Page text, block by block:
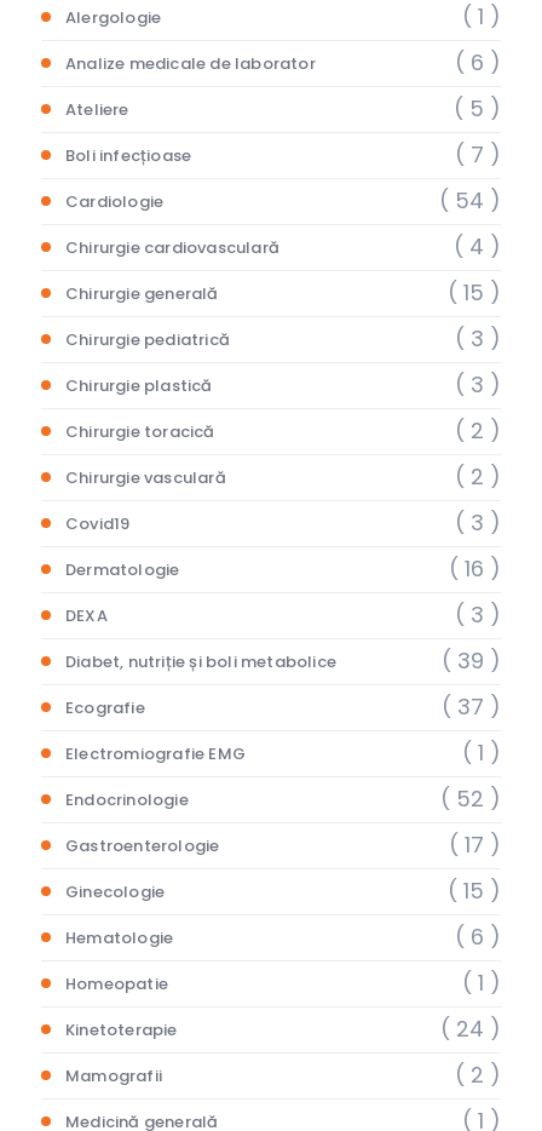
Alergologie ( 1 )
Analize medicale de laborator ( 6 )
Ateliere ( 5 )
Boli infecțioase ( 7 )
Cardiologie ( 54 )
Chirurgie cardiovasculară ( 4 )
Chirurgie generală ( 15 )
Chirurgie pediatrică ( 3 )
Chirurgie plastică ( 3 )
Chirurgie toracică ( 2 )
Chirurgie vasculară ( 2 )
Covid19 ( 3 )
Dermatologie ( 16 )
DEXA ( 3 )
Diabet, nutriție și boli metabolice ( 39 )
Ecografie ( 37 )
Electromiografie EMG ( 1 )
Endocrinologie ( 52 )
Gastroenterologie ( 17 )
Ginecologie ( 15 )
Hematologie ( 6 )
Homeopatie ( 1 )
Kinetoterapie ( 24 )
Mamografii ( 2 )
Medicină generală ( 1 )